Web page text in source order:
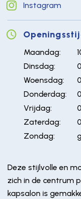
Instagram
Maandag:
Dinsdag:
Woensdag:
Donderdag:
Vrijdag:
Zaterdag:
Zondag:
Deze stijlvolle en
zich in de centrum
kapsalon is